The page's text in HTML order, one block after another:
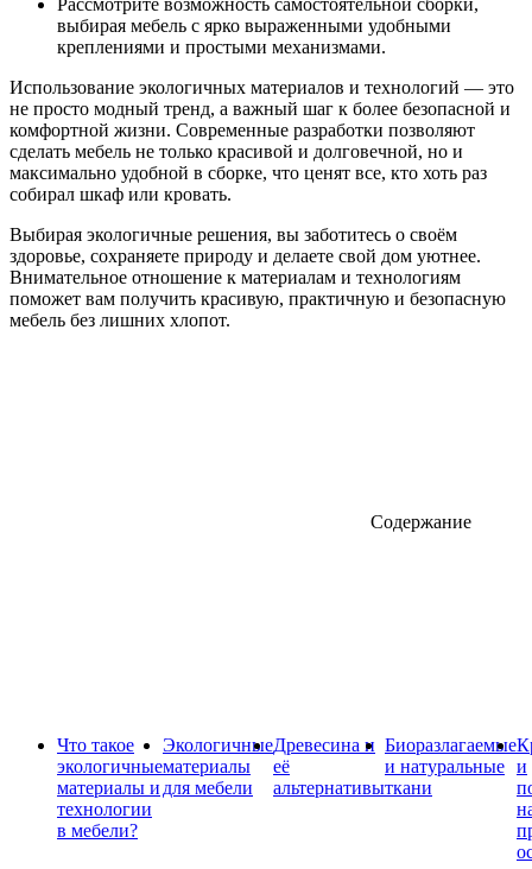
Рассмотрите возможность самостоятельной сборки,
выбирая мебель с ярко выраженными удобными
креплениями и простыми механизмами.
Использование экологичных материалов и технологий — это
не просто модный тренд, а важный шаг к более безопасной и
комфортной жизни. Современные разработки позволяют
сделать мебель не только красивой и долговечной, но и
максимально удобной в сборке, что ценят все, кто хоть раз
собирал шкаф или кровать.
Выбирая экологичные решения, вы заботитесь о своём
здоровье, сохраняете природу и делаете свой дом уютнее.
Внимательное отношение к материалам и технологиям
поможет вам получить красивую, практичную и безопасную
мебель без лишних хлопот.
Содержание
Что такое
экологичные
материалы и
технологии
в мебели?
Экологичные
материалы
для мебели
Древесина и
её
альтернативы
Биоразлагаемые
и натуральные
ткани
и